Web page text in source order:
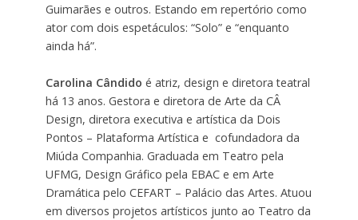
Guimarães e outros. Estando em repertório como
ator com dois espetáculos: “Solo” e “enquanto
ainda há”.
Carolina Cândido é atriz, design e diretora teatral
há 13 anos. Gestora e diretora de Arte da CÂ
Design, diretora executiva e artística da Dois
Pontos – Plataforma Artística e cofundadora da
Miúda Companhia. Graduada em Teatro pela
UFMG, Design Gráfico pela EBAC e em Arte
Dramática pelo CEFART – Palácio das Artes. Atuou
em diversos projetos artísticos junto ao Teatro da